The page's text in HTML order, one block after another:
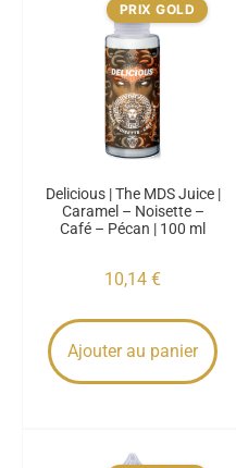
PRIX GOLD
Delicious | The MDS Juice |
Caramel – Noisette –
Café – Pécan | 100 ml
10,14 €
Ajouter au panier